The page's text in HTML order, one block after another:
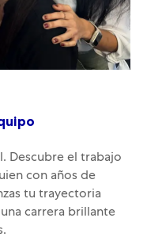
Descubre el trabajo
con años de
tu trayectoria
carrera brillante